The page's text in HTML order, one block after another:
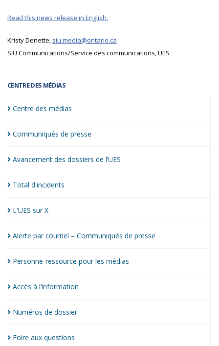
CENTRE DES MÉDIAS
Centre des médias
Communiqués de presse
Avancement des dossiers de l’UES
Total d'incidents
L'UES surX
Alerte par courriel – Communiqués de presse
Personne-ressource pour les médias
Accès à l’information
Numéros de dossier
Foire aux questions
Read this news release in English.
Kristy Denette, siu.media@ontario.ca
SIU Communications/Service des communications, UES